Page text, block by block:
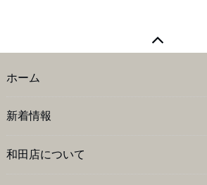
ホーム
新着情報
和田店について